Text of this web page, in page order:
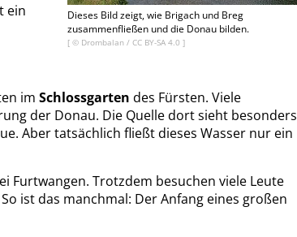
Dieses Bild zeigt, wie Brigach und Breg
zusammenfließen und die Donau bilden.
[ © Drombalan / CC BY-SA 4.0 ]
ein
im Schlossgarten des Fürsten. Viele
der Donau. Die Quelle dort sieht besonders
Aber tatsächlich fließt dieses Wasser nur ein
Furtwangen. Trotzdem besuchen viele Leute
ist das manchmal: Der Anfang eines großen